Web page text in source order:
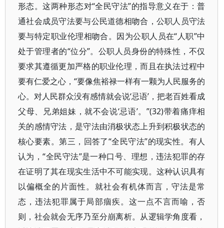
形态。这两种形态对“全民守法”的指导意义在于：普
通社会成员守法要与公民道德相吻合，公职人员守法
要与特定职业伦理相吻合。因为公职人员在“人职”中
处于管理者的“位分”。公职人员身份的特殊性，不仅
要求其遵循更加严格的职业伦理，而且在执法过程中
要有仁爱之心，“要像焦裕禄一样有一颗为人民服务的
心。对人民群众没有感情就会说‘忌语’，把老百姓看成
父母、兄弟姐妹，就不会说‘忌语’。”(32)带着痛痒相
关的感情守法，是守法由消极状态上升到积极状态的
核心要素。第三，回答了“全民守法”的现实性。有人
认为，“全民守法”是一种口号、理想，违法犯罪的存
在证明了其在现实生活中不可能实现。这种认识具有
以偏概全的片面性。就社会有机体而言，守法是常
态，违法犯罪属于局部痼疾。这一点不言而喻，否
则，社会就会无序乃至分崩离析。从逻辑学角度看，